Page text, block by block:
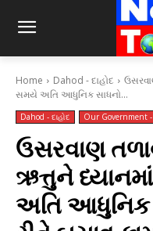
Home Dahod - દાહોદ
સમયે અતિ આધુનિક સાધનો...
Dahod - દાહોદ Our Government
ઉસરવાણ
ઋત્તુને
અતિ આધુનિક